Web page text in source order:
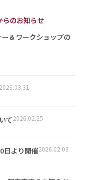
らのお知らせ
＆ワークショップの
2026.03.31
て2026.02.25
日より開催2026.02.03